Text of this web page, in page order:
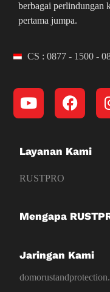
berbagai perlindungan
pertama jumpa.
CS : 0877 - 1500 -
Layanan Kami
RUSTPRO
Mengapa
Jaringan Kami